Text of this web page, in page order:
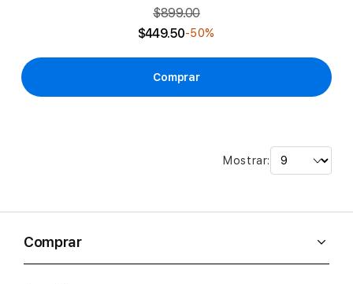
$899.00
$449.50-50%
Comprar
Mostrar:
Comprar